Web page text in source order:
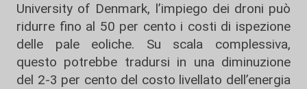
University of Denmark, l’impiego dei droni può
ridurre fino al 50 per cento i costi di ispezione
delle pale eoliche. Su scala complessiva,
questo potrebbe tradursi in una diminuzione
del 2-3 per cento del costo livellato dell’energia